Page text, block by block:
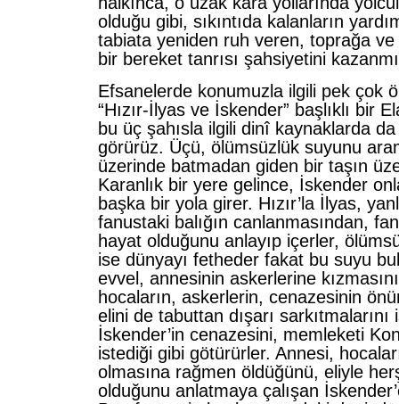
olduğu gibi, sıkıntıda kalanların
tabiata yeniden ruh veren, toprağa
bir bereket tanrısı şahsiye­tini
Efsanelerde konumuzla ilgili pek çok
“Hızır-İlyas ve İskender” başlıklı bir
bu üç şahısla ilgili dinî kaynaklarda
görürüz. Üçü, ölümsüzlük suyunu
üzerinde batmadan giden bir taşın
Karanlık bir yere gelince, İskender
başka bir yola girer. Hızır’la İlyas,
fanustaki balığın canlanmasından,
hayat olduğunu anlayıp içerler,
ise dünyayı fetheder fakat bu suyu
evvel, anne­sinin askerlerine
hocaların, askerlerin, cenazesinin
elini de tabuttan dışarı
İskender’in cenazesini, memleketi
istediği gibi götürürler. Annesi,
olmasına rağmen öldüğünü, eliyle
olduğunu anlatmaya çalışan